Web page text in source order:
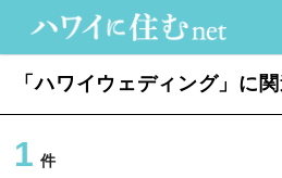
「ハワイウェディング」に
1 件